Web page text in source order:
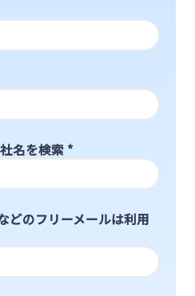
名を検索 *
どのフリーメールは利用